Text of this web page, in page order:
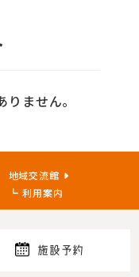
ません。
地域交流館
利用案内
施設予約